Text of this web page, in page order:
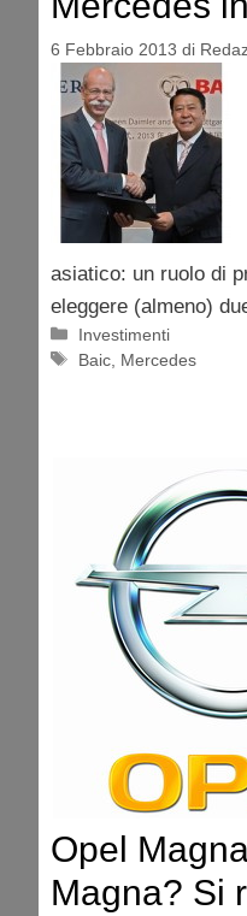
6 Febbraio 2013 di
asiatico: un ruolo di
eleggere (almeno)
Categorie
Investimenti
Tag
Baic Mercedes
Opel
Magna? Si